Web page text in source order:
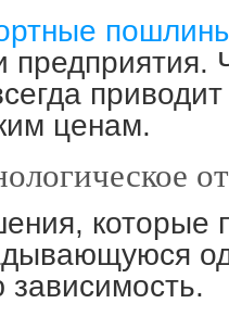
предприятия.
ценам.
которые
зависимость.